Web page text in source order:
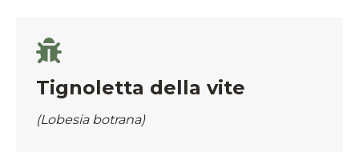
Tignoletta della vite
(Lobesia botrana)